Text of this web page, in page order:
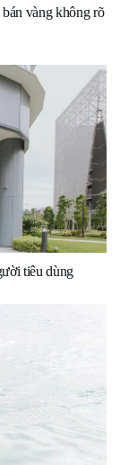
vàng không rõ
tiêu dùng